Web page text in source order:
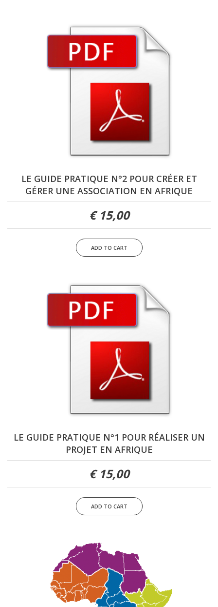
LE GUIDE PRATIQUE N°2 POUR CRÉER ET
GÉRER UNE ASSOCIATION EN AFRIQUE
15,00 €
LE GUIDE PRATIQUE N°1 POUR RÉALISER UN
PROJET EN AFRIQUE
15,00 €